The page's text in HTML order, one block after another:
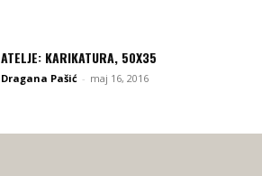
ATELJE: KARIKATURA, 50X35
Dragana Pašić - maj 16, 2016